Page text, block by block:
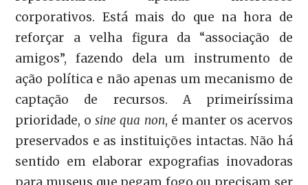
corporativos. Está mais do que na hora de
reforçar a velha figura da “associação de
amigos”, fazendo dela um instrumento de
ação política e não apenas um mecanismo de
captação de recursos. A primeiríssima
prioridade, osine qua non, é manter os acervos
preservados e as instituições intactas. Não há
sentido em elaborar expografias inovadoras